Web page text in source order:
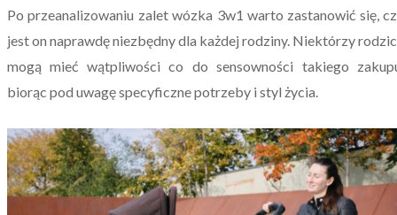
Po przeanalizowaniu zalet wózka 3w1 warto zastanowić się,
jest on naprawdę niezbędny dla każdej rodziny. Niektórzy
mogą mieć wątpliwości co do sensowności takiego
biorąc pod uwagę specyficzne potrzeby i styl życia.